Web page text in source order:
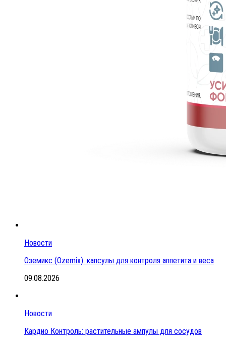
Новости
Оземикс (Ozemix): капсулы для контроля аппетита и веса
09.08.2026
Новости
Кардио Контроль: растительные ампулы для сосудов